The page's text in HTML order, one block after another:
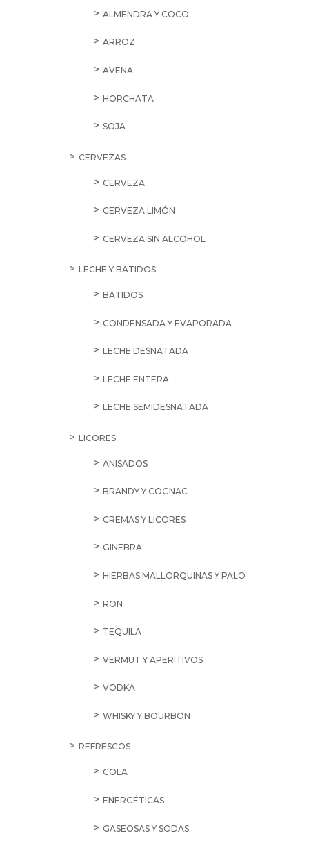
ALMENDRA Y COCO
ARROZ
AVENA
HORCHATA
SOJA
CERVEZAS
CERVEZA
CERVEZA LIMÓN
CERVEZA SIN ALCOHOL
LECHE Y BATIDOS
BATIDOS
CONDENSADA Y EVAPORADA
LECHE DESNATADA
LECHE ENTERA
LECHE SEMIDESNATADA
LICORES
ANISADOS
BRANDY Y COGNAC
CREMAS Y LICORES
GINEBRA
HIERBAS MALLORQUINAS Y PALO
RON
TEQUILA
VERMUT Y APERITIVOS
VODKA
WHISKY Y BOURBON
REFRESCOS
COLA
ENERGÉTICAS
GASEOSAS Y SODAS